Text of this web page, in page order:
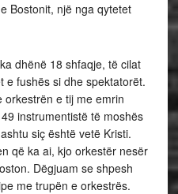
Bostonit, një nga qytetet
dhënë 18 shfaqje, të cilat
e fushës si dhe spektatorët.
orkestrën e tij me emrin
instrumentistë të moshës
siç është vetë Kristi.
që ka ai, kjo orkestër nesër
Dëgjuam se shpesh
me trupën e orkestrës.